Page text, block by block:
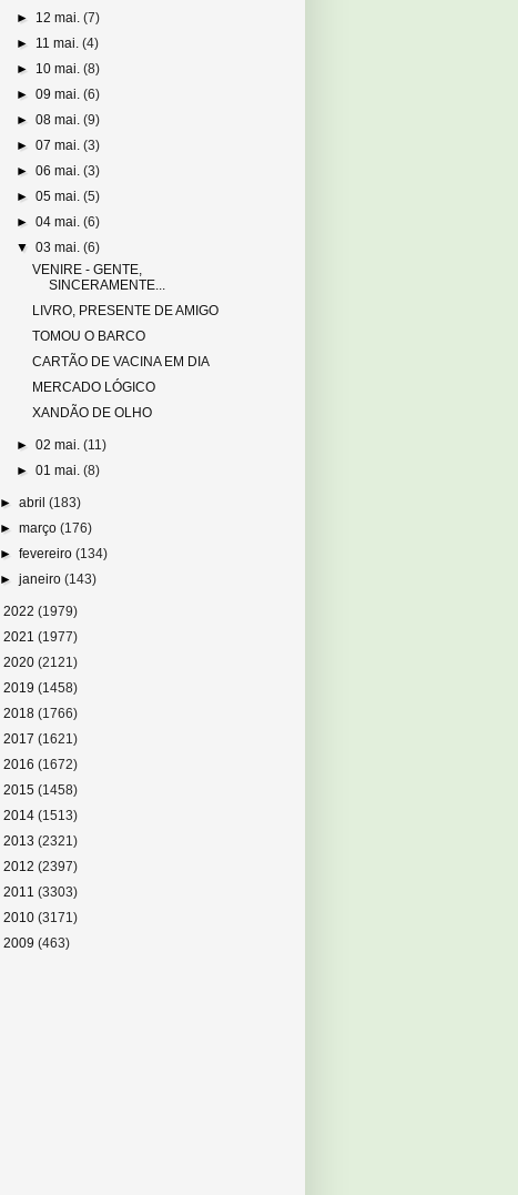
► 12 mai. (7)
► 11 mai. (4)
► 10 mai. (8)
► 09 mai. (6)
► 08 mai. (9)
► 07 mai. (3)
► 06 mai. (3)
► 05 mai. (5)
► 04 mai. (6)
▼ 03 mai. (6)
VENIRE - GENTE,
SINCERAMENTE...
LIVRO, PRESENTE DE AMIGO
TOMOU O BARCO
CARTÃO DE VACINA EM DIA
MERCADO LÓGICO
XANDÃO DE OLHO
► 02 mai. (11)
► 01 mai. (8)
►abril(183)
►março(176)
►fevereiro(134)
►janeiro(143)
2022 (1979)
2021 (1977)
2020 (2121)
2019 (1458)
2018 (1766)
2017 (1621)
2016 (1672)
2015 (1458)
2014 (1513)
2013 (2321)
2012 (2397)
2011 (3303)
2010 (3171)
2009 (463)